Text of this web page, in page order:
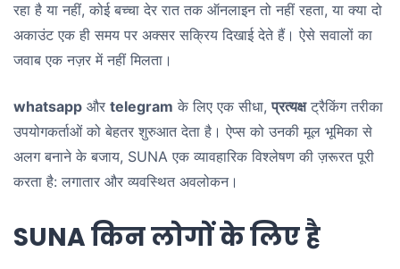
रहा है या नहीं, कोई बच्चा देर रात तक ऑनलाइन तो नहीं रहता, या क्या दो
अकाउंट एक ही समय पर अक्सर सक्रिय दिखाई देते हैं। ऐसे सवालों का
जवाब एक नज़र में नहीं मिलता।
whatsapp और telegram के लिए एक सीधा,प्रत्यक्षट्रैकिंग तरीका
उपयोगकर्ताओं को बेहतर शुरुआत देता है। ऐप्स को उनकी मूल भूमिका से
अलग बनाने के बजाय, SUNA एक व्यावहारिक विश्लेषण की ज़रूरत पूरी
करता है: लगातार और व्यवस्थित अवलोकन।
SUNA किन लोगों के लिए है